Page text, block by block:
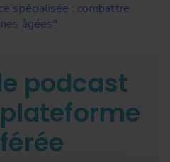
spécialisée : combattre
âgées"
podcast